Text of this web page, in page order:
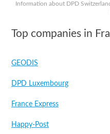
Information about DPD
Top companies in
GEODIS
DPD Luxembourg
France Express
Happy-Post